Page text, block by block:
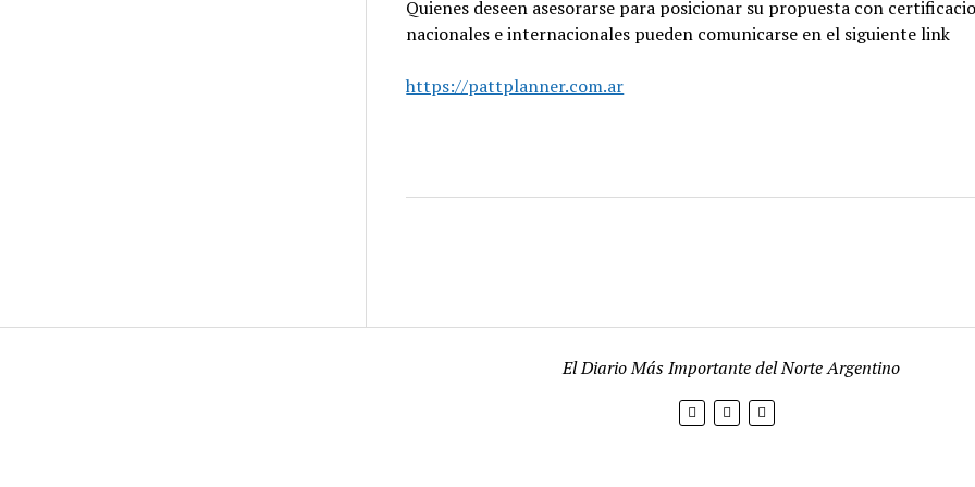
Quienes deseen asesorarse para posicionar su propuesta con
nacionales e internacionales pueden comunicarse en el siguiente link
https://pattplanner.com.ar
El Diario Más Importante del Norte Argentino